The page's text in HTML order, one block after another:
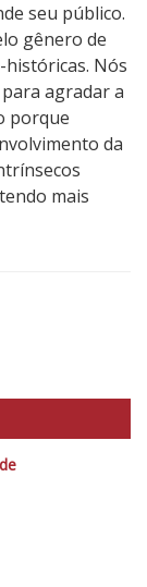
seu público.
gênero de
Nós
agradar a
porque
da
mais